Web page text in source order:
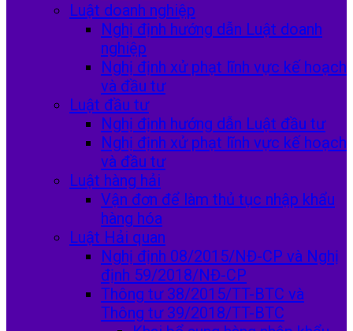
Luật doanh nghiệp
Nghị định hướng dẫn Luật doanh
nghiệp
Nghị định xử phạt lĩnh vực kế hoạch
và đầu tư
Luật đầu tư
Nghị định hướng dẫn Luật đầu tư
Nghị định xử phạt lĩnh vực kế hoạch
và đầu tư
Luật hàng hải
Vận đơn để làm thủ tục nhập khẩu
hàng hóa
Luật Hải quan
Nghị định 08/2015/NĐ-CP và Nghị
định 59/2018/NĐ-CP
Thông tư 38/2015/TT-BTC và
Thông tư 39/2018/TT-BTC